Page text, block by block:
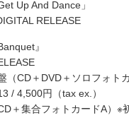
Up And Dance」
RELEASE
』
（CD＋DVD＋ソロフォト
/ 4,500円（tax ex.）
＋集合フォトカードA）※